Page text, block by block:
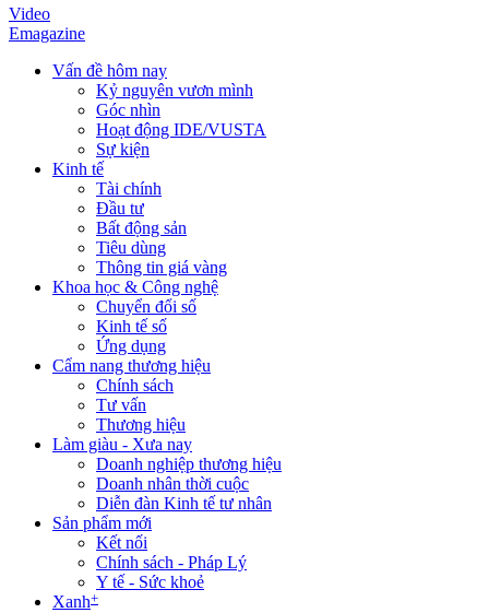
Video
Emagazine
Vấn đề hôm nay
Kỷ nguyên vươn mình
Góc nhìn
Hoạt động IDE/VUSTA
Sự kiện
Kinh tế
Tài chính
Đầu tư
Bất động sản
Tiêu dùng
Thông tin giá vàng
Khoa học & Công nghệ
Chuyển đổi số
Kinh tế số
Ứng dụng
Cẩm nang thương hiệu
Chính sách
Tư vấn
Thương hiệu
Làm giàu - Xưa nay
Doanh nghiệp thương hiệu
Doanh nhân thời cuộc
Diễn đàn Kinh tế tư nhân
Sản phẩm mới
Kết nối
Chính sách - Pháp Lý
Y tế - Sức khoẻ
Xanh+